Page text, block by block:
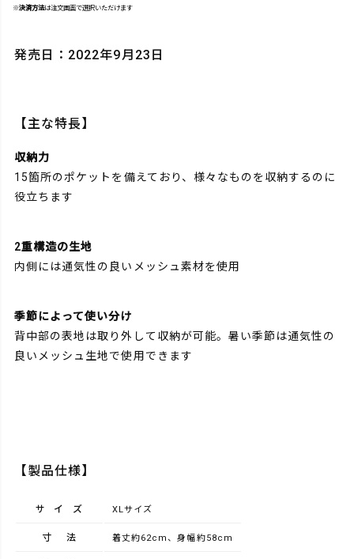
※決済方法は注文画面で選択いただけます
発売日：2022年9月23日
【主な特長】
収納力
15箇所のポケットを備えており、様々なものを収納するのに
役立ちます
2重構造の生地
内側には通気性の良いメッシュ素材を使用
季節によって使い分け
背中部の表地は取り外して収納が可能。暑い季節は通気性の
良いメッシュ生地で使用できます
【製品仕様】
サイズ XLサイズ
寸法 着丈約62cm、身幅約58cm